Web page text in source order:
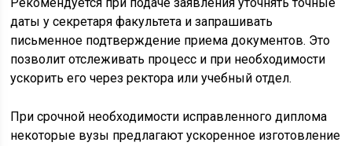
даты у секретаря факультета и запрашивать
письменное подтверждение приема документов. Это
позволит отслеживать процесс и при необходимости
ускорить его через ректора или учебный отдел.
При срочной необходимости исправленного диплома
некоторые вузы предлагают ускоренное изготовление